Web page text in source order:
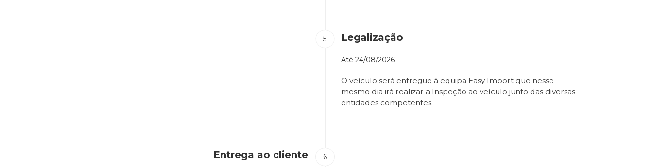
Legalização
Até 24/08/2026
O veículo será entregue à equipa Easy Import que nesse
mesmo dia irá realizar a Inspeção ao veículo junto das diversas
entidades competentes.
Entrega ao cliente